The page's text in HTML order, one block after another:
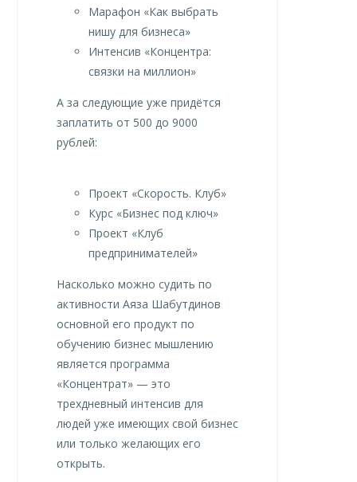
Марафон «Как выбрать
нишу для бизнеса»
Интенсив «Концентра:
связки на миллион»
А за следующие уже придётся
заплатить от 500 до 9000
рублей:
Проект «Скорость. Клуб»
Курс «Бизнес под ключ»
Проект «Клуб
предпринимателей»
Насколько можно судить по
активности Аяза Шабутдинов
основной его продукт по
обучению бизнес мышлению
является программа
«Концентрат» — это
трехдневный интенсив для
людей уже имеющих свой бизнес
или только желающих его
открыть.